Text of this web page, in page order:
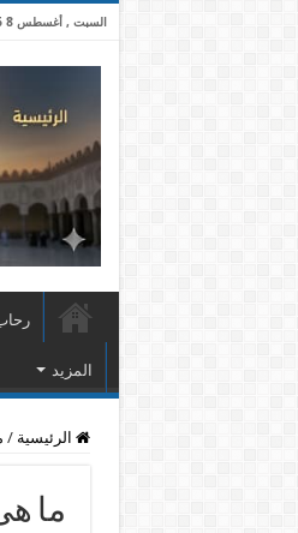
السبت , أغسطس 8 2026
المزيد
الرئيسية /
ما